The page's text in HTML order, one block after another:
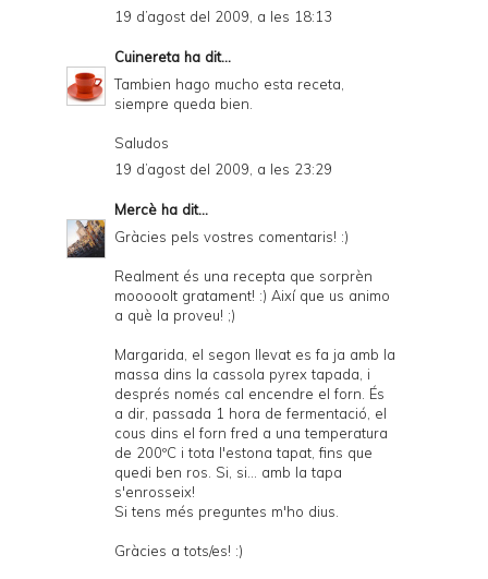
19 d’agost del 2009, a les 18:13
Cuinereta ha dit...
Tambien hago mucho esta receta,
siempre queda bien.
Saludos
19 d’agost del 2009, a les 23:29
Mercè ha dit...
Gràcies pels vostres comentaris! :)
Realment és una recepta que sorprèn
mooooolt gratament! :) Així que us animo
a què la proveu! ;)
Margarida, el segon llevat es fa ja amb la
massa dins la cassola pyrex tapada, i
després només cal encendre el forn. És
a dir, passada 1 hora de fermentació, el
cous dins el forn fred a una temperatura
de 200ºC i tota l'estona tapat, fins que
quedi ben ros. Si, si... amb la tapa
s'enrosseix!
Si tens més preguntes m'ho dius.
Gràcies a tots/es! :)